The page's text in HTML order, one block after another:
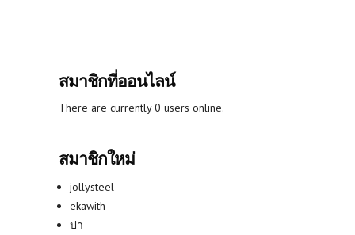
สมาชิกที่ออนไลน์
There are currently 0 users online.
สมาชิกใหม่
jollysteel
ekawith
ปา